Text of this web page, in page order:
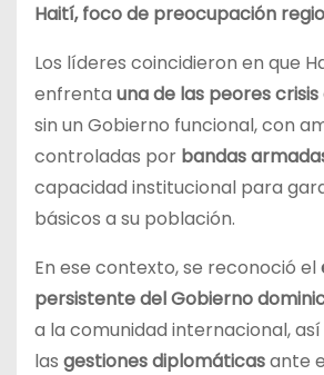
Haití, foco de preocupación
Los líderes coincidieron en que
enfrenta una de las peores
sin un Gobierno funcional, con
controladas por bandas
capacidad institucional para
básicos a su población.
En ese contexto, se reconoció el
persistente del Gobierno
a la comunidad internacional,
las gestiones diplomáticasante